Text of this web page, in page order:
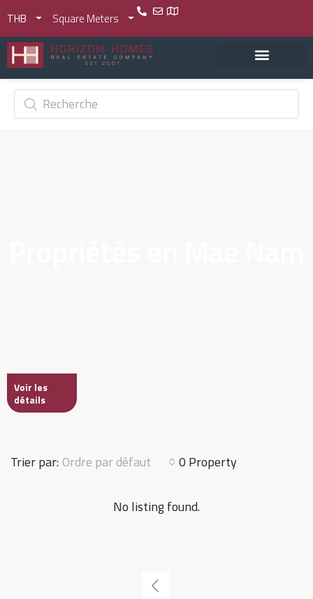
THB Square Meters
Voir les
détails
0 Property
Trier par: Ordre par défaut
No listing found.